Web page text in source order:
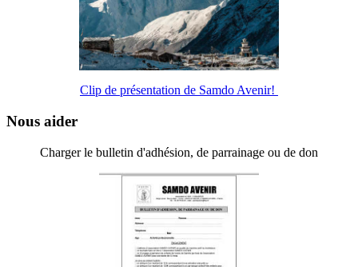
Clip de présentation de Samdo Avenir!
Nous aider
Charger le bulletin d'adhésion, de parrainage ou de don